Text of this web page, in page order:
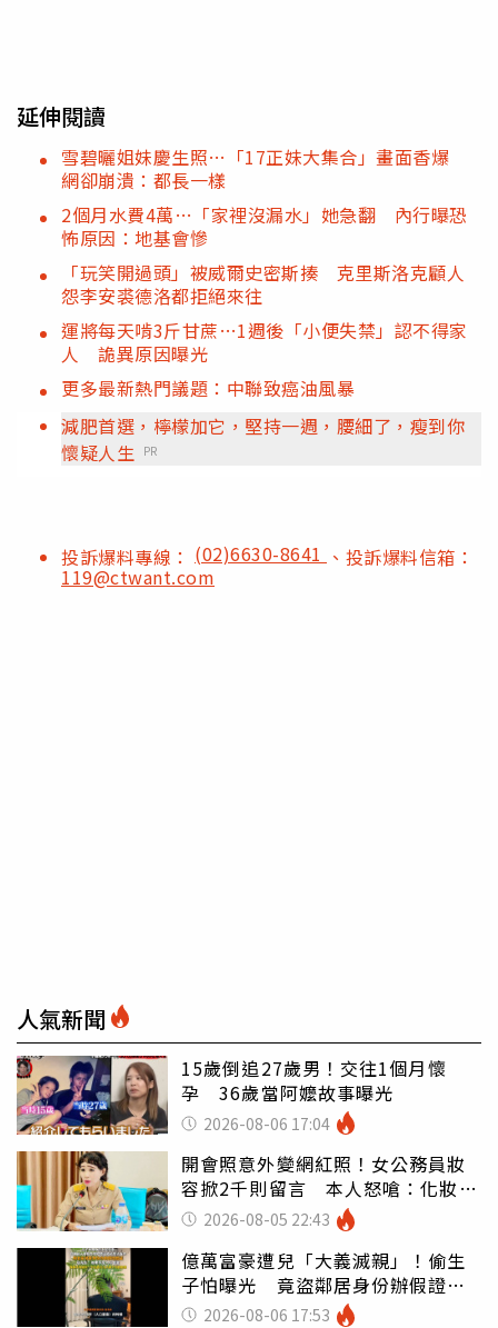
延伸閱讀
雪碧曬姐妹慶生照…「17正妹大集合」畫面香爆
網卻崩潰：都長一樣
2個月水費4萬…「家裡沒漏水」她急翻 內行曝恐
怖原因：地基會慘
「玩笑開過頭」被威爾史密斯揍 克里斯洛克顧人
怨李安裘德洛都拒絕來往
運將每天啃3斤甘蔗…1週後「小便失禁」認不得家
人 詭異原因曝光
更多最新熱門議題：中聯致癌油風暴
減肥首選，檸檬加它，堅持一週，腰細了，瘦到你
懷疑人生 PR
投訴爆料專線： (02)6630-8641 、投訴爆料信箱：
119@ctwant.com
人氣新聞
15歲倒追27歲男！交往1個月懷
孕 36歲當阿嬤故事曝光
2026-08-06 17:04
開會照意外變網紅照！女公務員妝
容掀2千則留言 本人怒嗆：化妝有
錯嗎2026-08-05 22:43
億萬富豪遭兒「大義滅親」！偷生
子怕曝光 竟盜鄰居身份辦假證落
戶 2026-08-06 17:53